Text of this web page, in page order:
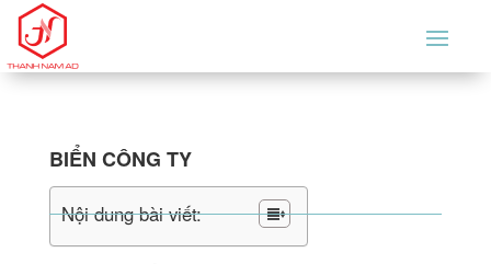
BIỂN CÔNG TY
Nội dung bài viết: